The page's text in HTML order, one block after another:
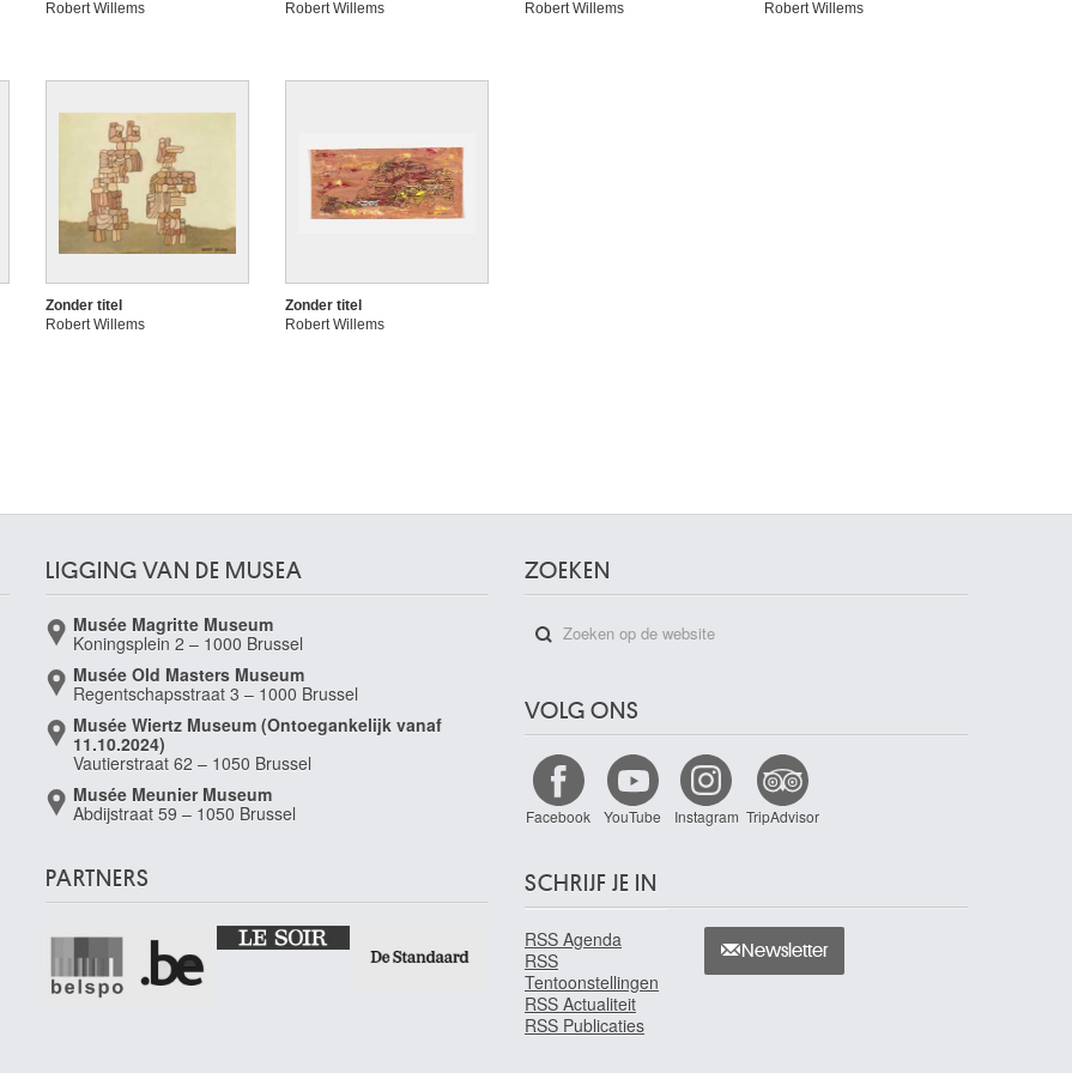
Robert Willems
Robert Willems
Robert Willems
Robert Willems
Zonder titel
Robert Willems
Zonder titel
Robert Willems
LIGGING VAN DE MUSEA
Musée Magritte Museum
Koningsplein 2 – 1000 Brussel
Musée Old Masters Museum
Regentschapsstraat 3 – 1000 Brussel
Musée Wiertz Museum (Ontoegankelijk vanaf
11.10.2024)
Vautierstraat 62 – 1050 Brussel
Musée Meunier Museum
Abdijstraat 59 – 1050 Brussel
PARTNERS
ZOEKEN
VOLG ONS
Facebook YouTube Instagram TripAdvisor
SCHRIJF JE IN
RSS Agenda
RSS
Tentoonstellingen
RSS Actualiteit
RSS Publicaties
Newsletter